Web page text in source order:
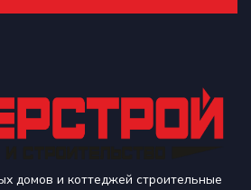
домов и коттеджей строительные